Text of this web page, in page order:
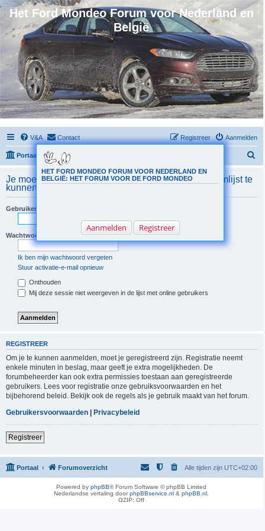
Het Ford Mondeo Forum voor Nederland en
België
V&A Contact Aanmelden
Registreer
Portaal Forumoverzicht
k
HET FORD MONDEO FORUM VOOR NEDERLAND EN
BELGIË: HET FORUM VOOR DE FORD MONDEO
Aanmelden Registreer
Je moet geregistreerd en aangemeld zijn om de teamlijst te
kunnen bekijken.
Gebruikersnaam:
Wachtwoord:
Ik ben mijn wachtwoord vergeten
Stuur activatie-e-mail opnieuw
Onthouden
Mij deze sessie niet weergeven in de lijst met online gebruikers
REGISTREER
Om je te kunnen aanmelden, moet je geregistreerd zijn. Registratie neemt
enkele minuten in beslag, maar geeft je extra mogelijkheden. De
forumbeheerder kan ook extra permissies toestaan aan geregistreerde
gebruikers. Lees voor registratie onze gebruiksvoorwaarden en het
bijbehorend beleid. Bekijk ook de regels als je gebruik maakt van het forum.
Gebruikersvoorwaarden | Privacybeleid
Registreer
Portaal Forumoverzicht Alle tijden zijn UTC+02:00
Powered byphpBB® Forum Software © phpBB Limited
Nederlandse vertaling doorphpBBservice.nl &phpBB.nl
GZIP: Off